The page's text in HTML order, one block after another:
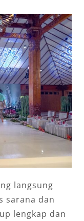
langsung
sarana dan
lengkap dan